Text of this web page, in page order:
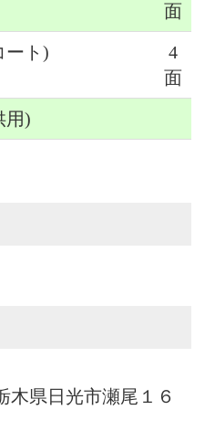
面
ート)
4
面
用)
県日光市瀬尾１６